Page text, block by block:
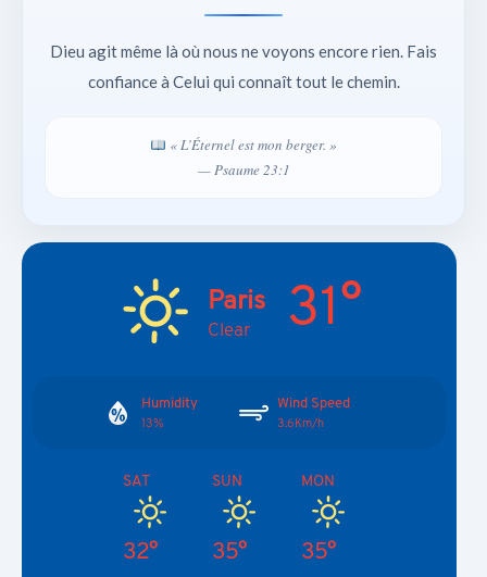
Dieu agit même là où nous ne voyons encore rien. Fais
confiance à Celui qui connaît tout le chemin.
« L’Éternel est mon berger. »
— Psaume 23:1
Paris
Clear 31°
Humidity
13%
Wind Speed
3.6Km/h
SAT
32°
SUN
35°
MON
35°